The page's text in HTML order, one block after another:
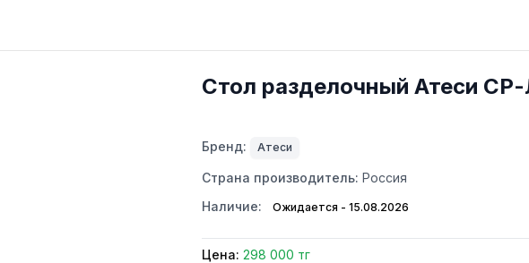
Стол разделочный Атеси
Бренд: Атеси
Страна производитель: Россия
Наличие:
Ожидается - 15.08.2026
Цена: 298 000 тг